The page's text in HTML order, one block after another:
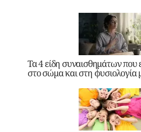
Τα 4 είδη συναισθημάτων που
στο σώμα και στη φυσιολογία